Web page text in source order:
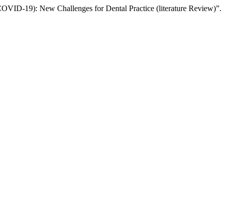
19): New Challenges for Dental Practice (literature Review)”.